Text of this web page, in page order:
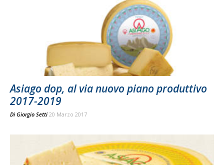
Asiago dop, al via nuovo piano produttivo
2017-2019
Di Giorgio Setti 20 Marzo 2017